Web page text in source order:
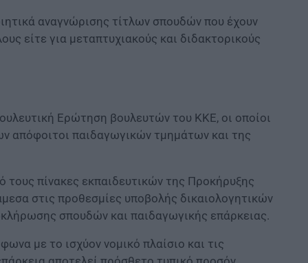
αναγνώρισης τίτλων σπουδών που έχουν
είτε για μεταπτυχιακούς και διδακτορικούς
Ερώτηση βουλευτών του ΚΚΕ, οι οποίοι
απόφοιτοι παιδαγωγικών τμημάτων και της
πίνακες εκπαιδευτικών της Προκήρυξης
στις προθεσμίες υποβολής δικαιολογητικών
σπουδών και παιδαγωγικής επάρκειας.
με το ισχύον νομικό πλαίσιο και τις